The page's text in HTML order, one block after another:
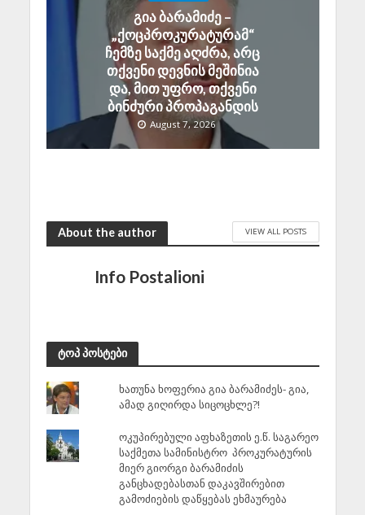
გია ბარამიძე –
„ქოცპროკურატურამ“
ჩემზე საქმე აღძრა, არც
თქვენი დევნის მეშინია
და, მით უფრო, თქვენი
ბინძური პროპაგანდის
August 7, 2026
About the author VIEW ALL POSTS
Info Postalioni
ტოპ პოსტები
ხათუნა ხოფერია გია ბარამიძეს- გია,
ამად გიღირდა სიცოცხლე?!
ოკუპირებული აფხაზეთის ე.წ. საგარეო
საქმეთა სამინისტრო პროკურატურის
მიერ გიორგი ბარამიძის
განცხადებასთან დაკავშირებით
გამოძიების დაწყებას ეხმაურება